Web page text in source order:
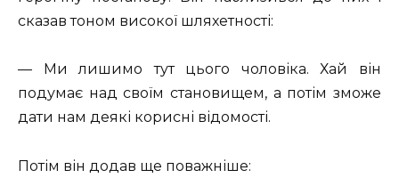
сказав тоном високої шляхетності:
— Ми лишимо тут цього чоловіка. Хай він
подумає над своїм становищем, а потім зможе
дати нам деякі корисні відомості.
Потім він додав ще поважніше: